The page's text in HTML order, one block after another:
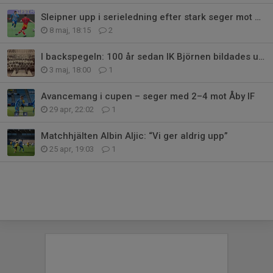
Sleipner upp i serieledning efter stark seger mot Syrianska FC
8 maj, 18:15 2
I backspegeln: 100 år sedan IK Björnen bildades ur IK Sleipner
3 maj, 18:00 1
Avancemang i cupen – seger med 2–4 mot Åby IF
29 apr, 22:02 1
Matchhjälten Albin Aljic: “Vi ger aldrig upp”
25 apr, 19:03 1